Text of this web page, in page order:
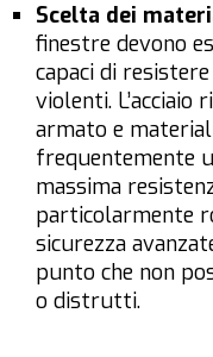
Scelta dei
finestre devono
capaci di
violenti.
armato e
frequentemente
massima
particolarmente
sicurezza
punto che non
o distrutti.